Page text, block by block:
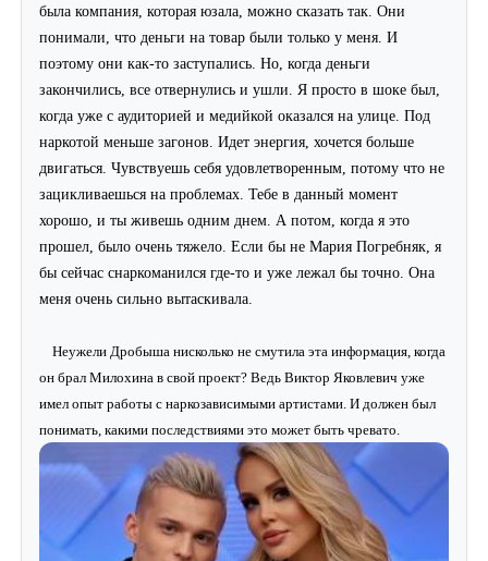
была компания, которая юзала, можно сказать так. Они
понимали, что деньги на товар были только у меня. И
поэтому они как-то заступались. Но, когда деньги
закончились, все отвернулись и ушли. Я просто в шоке был,
когда уже с аудиторией и медийкой оказался на улице. Под
наркотой меньше загонов. Идет энергия, хочется больше
двигаться. Чувствуешь себя удовлетворенным, потому что не
зацикливаешься на проблемах. Тебе в данный момент
хорошо, и ты живешь одним днем. А потом, когда я это
прошел, было очень тяжело. Если бы не Мария Погребняк, я
бы сейчас снаркоманился где-то и уже лежал бы точно. Она
меня очень сильно вытаскивала.
Неужели Дробыша нисколько не смутила эта информация, когда
он брал Милохина в свой проект? Ведь Виктор Яковлевич уже
имел опыт работы с наркозависимыми артистами. И должен был
понимать, какими последствиями это может быть чревато.